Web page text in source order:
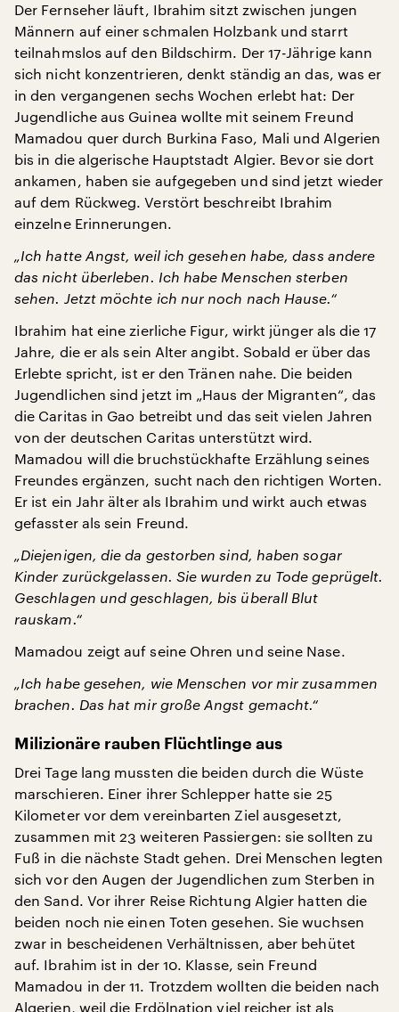
Der Fernseher läuft, Ibrahim sitzt zwischen jungen
Männern auf einer schmalen Holzbank und starrt
teilnahmslos auf den Bildschirm. Der 17-Jährige kann
sich nicht konzentrieren, denkt ständig an das, was er
in den vergangenen sechs Wochen erlebt hat: Der
Jugendliche aus Guinea wollte mit seinem Freund
Mamadou quer durch Burkina Faso, Mali und Algerien
bis in die algerische Hauptstadt Algier. Bevor sie dort
ankamen, haben sie aufgegeben und sind jetzt wieder
auf dem Rückweg. Verstört beschreibt Ibrahim
einzelne Erinnerungen.
„Ich hatte Angst, weil ich gesehen habe, dass andere
das nicht überleben. Ich habe Menschen sterben
sehen. Jetzt möchte ich nur noch nach Hause.“
Ibrahim hat eine zierliche Figur, wirkt jünger als die 17
Jahre, die er als sein Alter angibt. Sobald er über das
Erlebte spricht, ist er den Tränen nahe. Die beiden
Jugendlichen sind jetzt im „Haus der Migranten“, das
die Caritas in Gao betreibt und das seit vielen Jahren
von der deutschen Caritas unterstützt wird.
Mamadou will die bruchstückhafte Erzählung seines
Freundes ergänzen, sucht nach den richtigen Worten.
Er ist ein Jahr älter als Ibrahim und wirkt auch etwas
gefasster als sein Freund.
„Diejenigen, die da gestorben sind, haben sogar
Kinder zurückgelassen. Sie wurden zu Tode geprügelt.
Geschlagen und geschlagen, bis überall Blut
rauskam.“
Mamadou zeigt auf seine Ohren und seine Nase.
„Ich habe gesehen, wie Menschen vor mir zusammen
brachen. Das hat mir große Angst gemacht.“
Milizionäre rauben Flüchtlinge aus
Drei Tage lang mussten die beiden durch die Wüste
marschieren. Einer ihrer Schlepper hatte sie 25
Kilometer vor dem vereinbarten Ziel ausgesetzt,
zusammen mit 23 weiteren Passiergen: sie sollten zu
Fuß in die nächste Stadt gehen. Drei Menschen legten
sich vor den Augen der Jugendlichen zum Sterben in
den Sand. Vor ihrer Reise Richtung Algier hatten die
beiden noch nie einen Toten gesehen. Sie wuchsen
zwar in bescheidenen Verhältnissen, aber behütet
auf. Ibrahim ist in der 10. Klasse, sein Freund
Mamadou in der 11. Trotzdem wollten die beiden nach
Algerien, weil die Erdölnation viel reicher ist als